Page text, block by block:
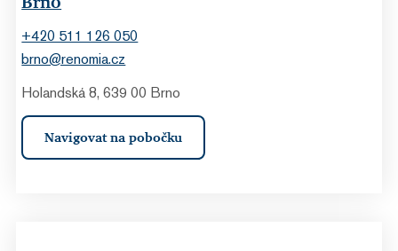
+420 511 126 050
brno@renomia.cz
Holandská 8, 639 00 Brno
Navigovat na pobočku